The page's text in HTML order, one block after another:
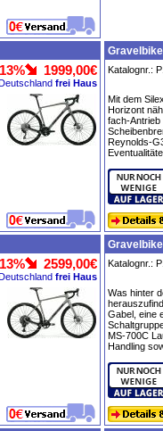
1999,00€
frei Haus
Katalognr.:
Mit dem
Horizont
fach-Antrieb
Reynolds-
2599,00€
frei Haus
Katalognr.:
Was hinter
Gabel, eine
MS-700C
Handling